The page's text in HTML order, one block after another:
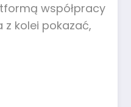
współpracy
z kolei pokazać,